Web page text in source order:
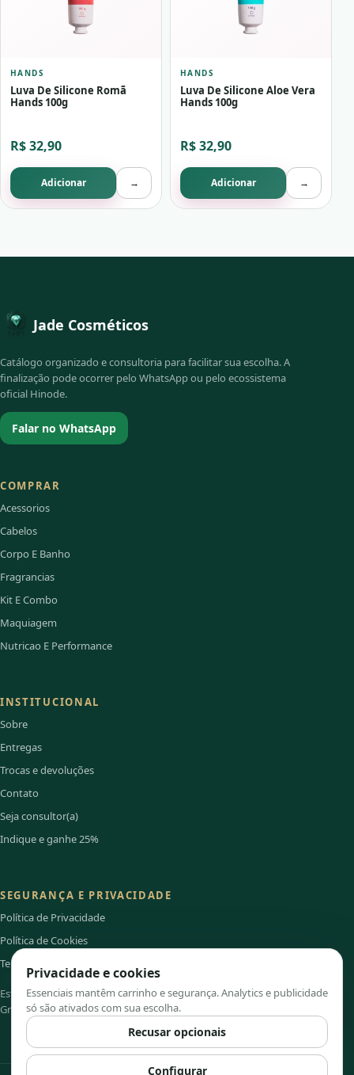
HANDS
Luva De Silicone Romã
Hands 100g
R$ 32,90
Adicionar →
HANDS
Luva De Silicone Aloe Vera
Hands 100g
R$ 32,90
Adicionar →
Jade Cosméticos
Catálogo organizado e consultoria para facilitar sua escolha. A
finalização pode ocorrer pelo WhatsApp ou pelo ecossistema
oficial Hinode.
Falar no WhatsApp
COMPRAR
Acessorios
Cabelos
Corpo E Banho
Fragrancias
Kit E Combo
Maquiagem
Nutricao E Performance
INSTITUCIONAL
Sobre
Entregas
Trocas e devoluções
Contato
Seja consultor(a)
Indique e ganhe 25%
SEGURANÇA E PRIVACIDADE
Política de Privacidade
Política de Cookies
Termos de Uso
Este site é independente e não é o portal institucional oficial do
Grupo Hinode.
Privacidade e cookies
Essenciais mantêm carrinho e segurança. Analytics e publicidade
só são ativados com sua escolha.
Recusar opcionais
Configurar